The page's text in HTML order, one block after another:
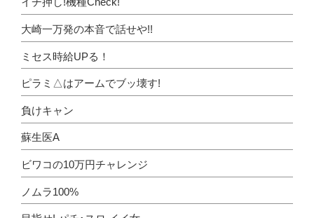
イチ押し!機種Check!
大崎一万発の本音で話せや!!
ミセス時給UPる！
ピラミ△はアームでブッ壊す!
負けキャン
蘇生医A
ビワコの10万円チャレンジ
ノムラ100%